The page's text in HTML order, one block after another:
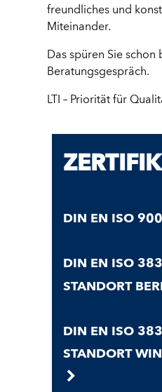
freundliches und
Miteinander.
Das spüren Sie schon
Beratungsgespräch.
LTI – Priorität für
DIN EN ISO
DIN EN ISO
STANDORT
DIN EN ISO
STANDORT